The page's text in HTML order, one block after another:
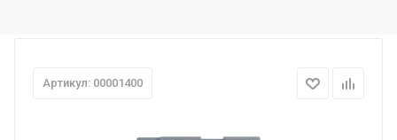
Артикул: 00001400